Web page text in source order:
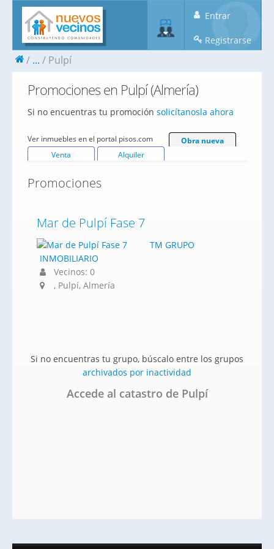
Entrar
Registrarse
... Pulpí
Promociones en Pulpí (Almería)
Si no encuentras tu promoción solicítanosla ahora
Ver inmuebles en el portal pisos.com
Obra nueva
Venta
Alquiler
Promociones
Mar de Pulpí Fase 7
TM GRUPO
INMOBILIARIO
Vecinos: 0
, Pulpí, Almería
Si no encuentras tu grupo, búscalo entre los grupos
archivados por inactividad
Accede al catastro de Pulpí